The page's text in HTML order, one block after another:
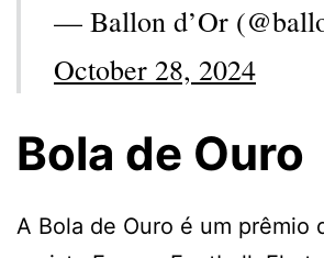
— Ballon d’Or
October 28, 2024
Bola de Ouro
A Bola de Ouro é um prêmio